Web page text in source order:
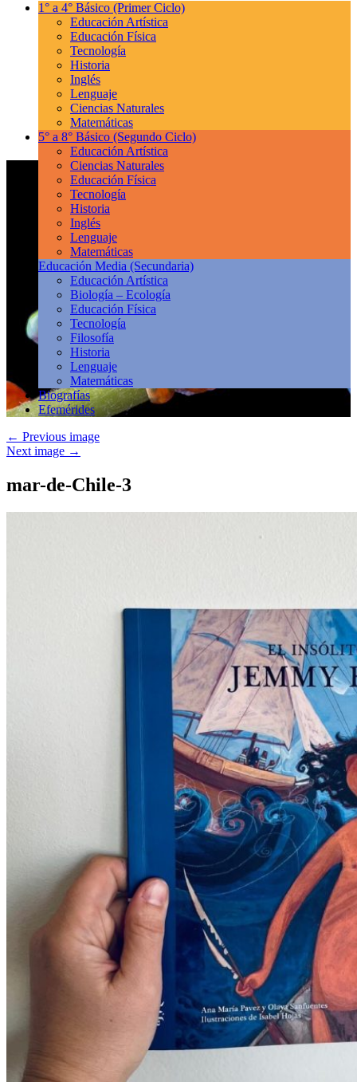
1° a 4° Básico (Primer Ciclo)
Educación Artística
Educación Física
Tecnología
Historia
Inglés
Lenguaje
Ciencias Naturales
Matemáticas
5° a 8° Básico (Segundo Ciclo)
Educación Artística
Ciencias Naturales
Educación Física
Tecnología
Historia
Inglés
Lenguaje
Matemáticas
Educación Media (Secundaria)
Educación Artística
Biología – Ecología
Educación Física
Tecnología
Filosofía
Historia
Lenguaje
Matemáticas
Biografías
Efemérides
← Previous image
Next image →
mar-de-Chile-3